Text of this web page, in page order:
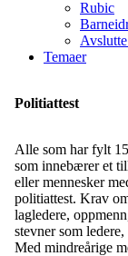
Rubic
Temaer
Politiattest
Alle som har fylt
som innebærer et
eller mennesker
politiattest. Krav
lagledere,
stevner som
Med mindreårige